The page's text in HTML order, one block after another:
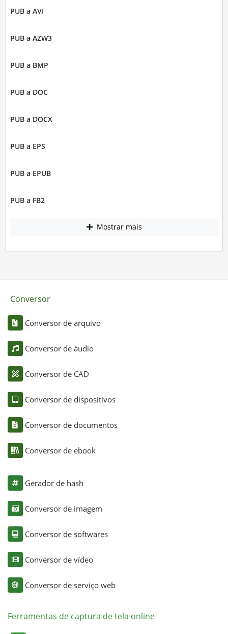
PUB a AVI
PUB a AZW3
PUB a BMP
PUB a DOC
PUB a DOCX
PUB a EPS
PUB a EPUB
PUB a FB2
Mostrar mais
Conversor
Conversor de arquivo
Conversor de áudio
Conversor de CAD
Conversor de dispositivos
Conversor de documentos
Conversor de ebook
Gerador de hash
Conversor de imagem
Conversor de softwares
Conversor de vídeo
Conversor de serviço web
Ferramentas de captura de tela online